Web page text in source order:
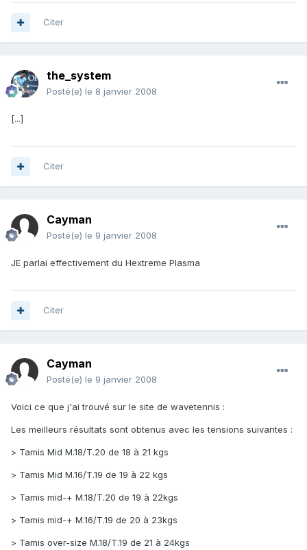
Citer
the_system
Posté(e) le 8 janvier 2008
[...]
Citer
Cayman
Posté(e) le 9 janvier 2008
JE parlai effectivement du Hextreme Plasma
Citer
Cayman
Posté(e) le 9 janvier 2008
Voici ce que j'ai trouvé sur le site de wavetennis :
Les meilleurs résultats sont obtenus avec les tensions suivantes :
> Tamis Mid M.18/T.20 de 18 à 21 kgs
> Tamis Mid M.16/T.19 de 19 à 22 kgs
> Tamis mid-+ M.18/T.20 de 19 à 22kgs
> Tamis mid-+ M.16/T.19 de 20 à 23kgs
> Tamis over-size M.18/T.19 de 21 à 24kgs